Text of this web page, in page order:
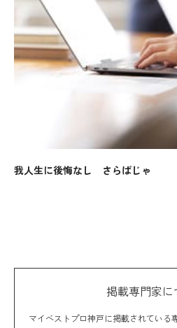
我人生に後悔なし さらばじゃ
掲載専門家に
マイベストプロ神戸に掲載されている